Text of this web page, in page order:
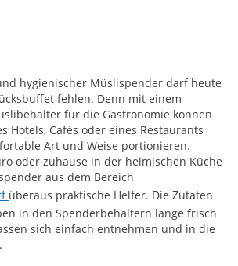
hygienischer Müslispender darf heute
fehlen. Denn mit einem
für die Gastronomie können
Hotels, Cafés oder eines Restaurants
Art und Weise portionieren.
oder zuhause in der heimischen Küche
aus dem Bereich
überaus praktische Helfer. Die Zutaten
in den Spenderbehältern lange frisch
sich einfach entnehmen und in die